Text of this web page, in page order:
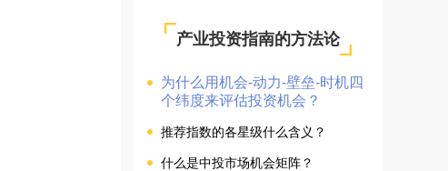
产业投资指南的方法论
为什么用机会-动力-壁垒-时机四
个纬度来评估投资机会？
推荐指数的各星级什么含义？
什么是中投市场机会矩阵？